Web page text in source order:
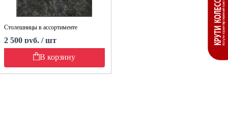
Столешницы в ассортименте
2 500 руб. / шт
В корзину